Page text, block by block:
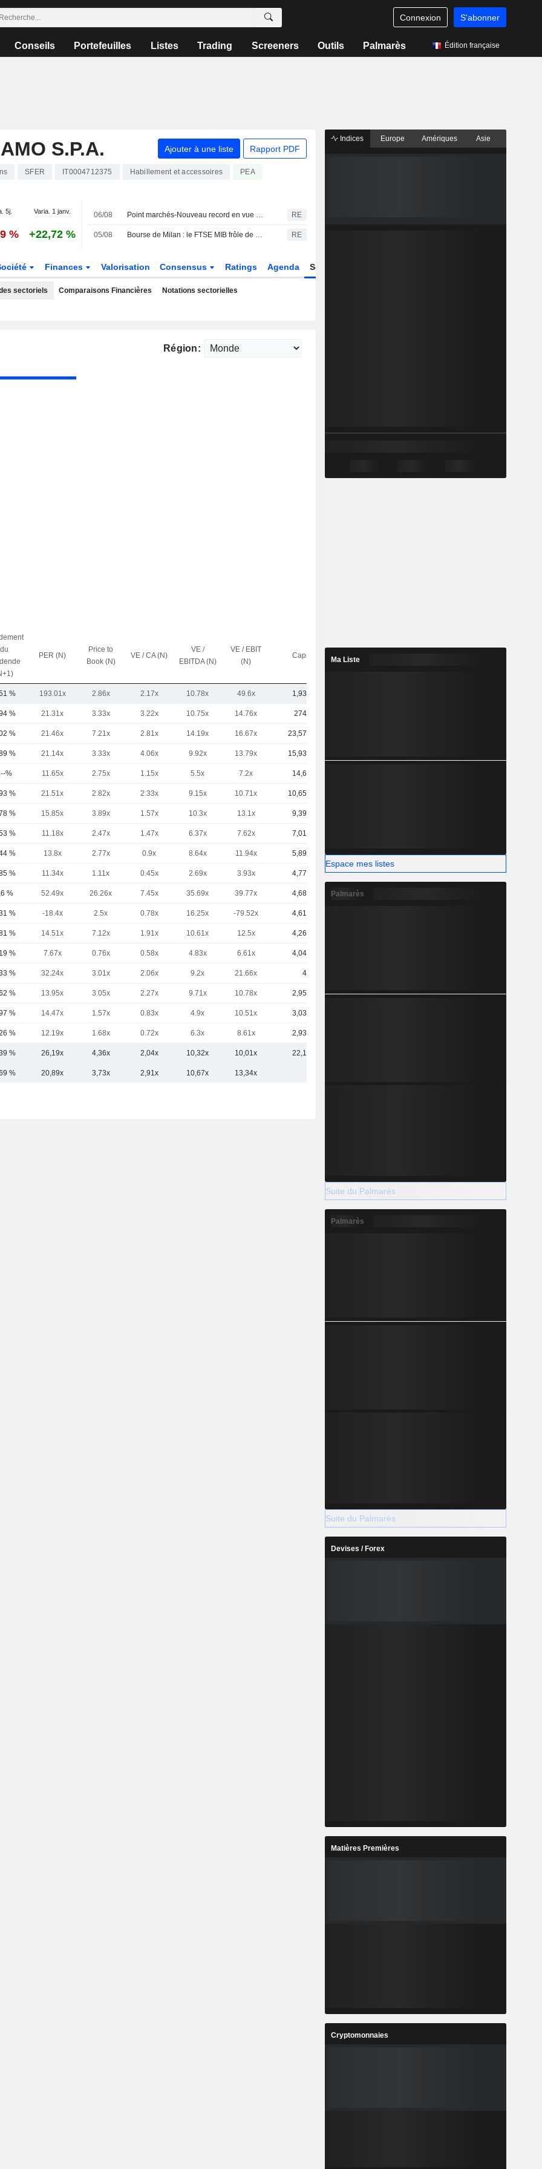
Connexion S'abonner
Conseils Portefeuilles Listes Trading Screeners Outils Palmarès Édition française
S.P.A. Ajouter à une liste Rapport PDF
SFER IT0004712375 Habillement et accessoires PEA
5j. Varia. 1 janv.
% +22,72 %
06/08 Point marchés-Nouveau record en vue du Dow Jones, l'Europe aussi sur des sommets RE
05/08 Bourse de Milan : le FTSE MIB frôle de nouveaux sommets historiques, la défense progresse, Safilo s'envole RE
Finances Valorisation Consensus Ratings Agenda Secteur
sectoriels Comparaisons Financières Notations sectorielles
Région:
du
PER (N)
Price to
Book (N)
VE / CA (N)
VE /
EBITDA (N)
VE / EBIT
(N)
Capi.($)
% 193.01x 2.86x 2.17x 10.78x 49.6x 1,93 Md
% 21.31x 3.33x 3.22x 10.75x 14.76x 274 Md
% 21.46x 7.21x 2.81x 14.19x 16.67x 23,57 Md
% 21.14x 3.33x 4.06x 9.92x 13.79x 15,93 Md
% 11.65x 2.75x 1.15x 5.5x 7.2x 14,6 Md
% 21.51x 2.82x 2.33x 9.15x 10.71x 10,65 Md
% 15.85x 3.89x 1.57x 10.3x 13.1x 9,39 Md
% 11.18x 2.47x 1.47x 6.37x 7.62x 7,01 Md
% 13.8x 2.77x 0.9x 8.64x 11.94x 5,89 Md
% 11.34x 1.11x 0.45x 2.69x 3.93x 4,77 Md
% 52.49x 26.26x 7.45x 35.69x 39.77x 4,68 Md
% -18.4x 2.5x 0.78x 16.25x -79.52x 4,61 Md
% 14.51x 7.12x 1.91x 10.61x 12.5x 4,26 Md
% 7.67x 0.76x 0.58x 4.83x 6.61x 4,04 Md
% 32.24x 3.01x 2.06x 9.2x 21.66x 4 Md
% 13.95x 3.05x 2.27x 9.71x 10.78x 2,95 Md
% 14.47x 1.57x 0.83x 4.9x 10.51x 3,03 Md
% 12.19x 1.68x 0.72x 6.3x 8.61x 2,93 Md
% 26,19x 4,36x 2,04x 10,32x 10,01x 22,1 Md
% 20,89x 3,73x 2,91x 10,67x 13,34x
Indices Europe Amériques Asie
Ma Liste
Espace mes listes
Palmarès
Suite du Palmarès
Palmarès
Suite du Palmarès
Devises / Forex
Matières Premières
Cryptomonnaies